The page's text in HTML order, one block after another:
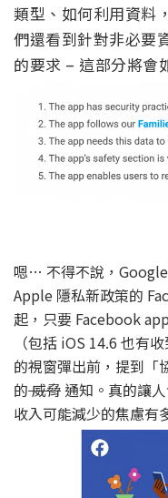
類型、如何利用資料
們還看到針對非必要
的要求 – 這部分將會
嗯… 不得不說，
Apple 隱私新政策的
起，只要 Facebook
（包括 iOS 14.6 也有
的視窗彈出前，提到「
的威脅 通知。真的讓
收入可能減少的焦慮有